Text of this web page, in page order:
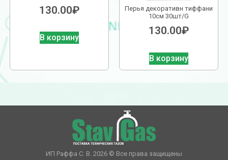
130.00₽
В корзину
Перья декоративн тиффани
10см 30шт/G
130.00₽
В корзину
ИП Раффа С. В. 2026 © Все права защищены